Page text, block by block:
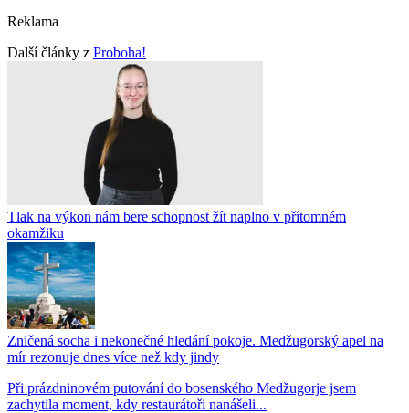
Reklama
Další články z Proboha!
Tlak na výkon nám bere schopnost žít naplno v přítomném
okamžiku
Zničená socha i nekonečné hledání pokoje. Medžugorský apel na
mír rezonuje dnes více než kdy jindy
Při prázdninovém putování do bosenského Medžugorje jsem
zachytila moment, kdy restaurátoři nanášeli...